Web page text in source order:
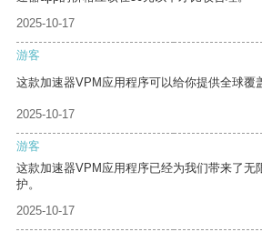
2025-10-17
游客
这款加速器VPM应用程序可以给你提供全球覆
2025-10-17
游客
这款加速器VPM应用程序已经为我们带来了无
护。
2025-10-17